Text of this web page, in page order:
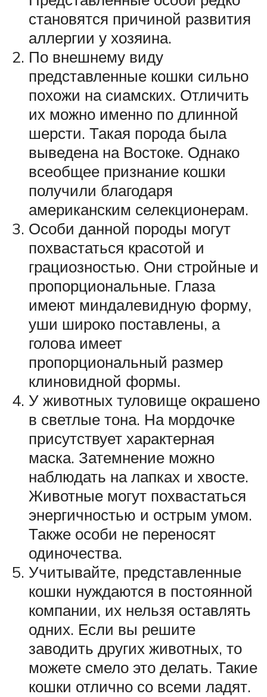
становятся причиной развития
аллергии у хозяина.
По внешнему виду
представленные кошки сильно
похожи на сиамских. Отличить
их можно именно по длинной
шерсти. Такая порода была
выведена на Востоке. Однако
всеобщее признание кошки
получили благодаря
американским селекционерам.
Особи данной породы могут
похвастаться красотой и
грациозностью. Они стройные и
пропорциональные. Глаза
имеют миндалевидную форму,
уши широко поставлены, а
голова имеет
пропорциональный размер
клиновидной формы.
У животных туловище окрашено
в светлые тона. На мордочке
присутствует характерная
маска. Затемнение можно
наблюдать на лапках и хвосте.
Животные могут похвастаться
энергичностью и острым умом.
Также особи не переносят
одиночества.
Учитывайте, представленные
кошки нуждаются в постоянной
компании, их нельзя оставлять
одних. Если вы решите
заводить других животных, то
можете смело это делать. Такие
кошки отлично со всеми ладят.